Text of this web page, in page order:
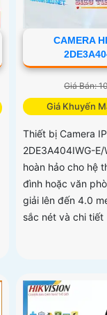
CAMERA
Giá Bán:
Giá Khuyến
Thiết bị Camera
2DE3A404IWG-
hoàn hảo cho hệ
đình hoặc văn
giải lên đến 4.0
sắc nét và chi tiết